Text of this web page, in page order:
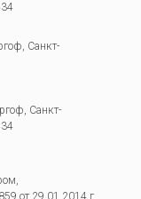
Санкт-
Санкт-